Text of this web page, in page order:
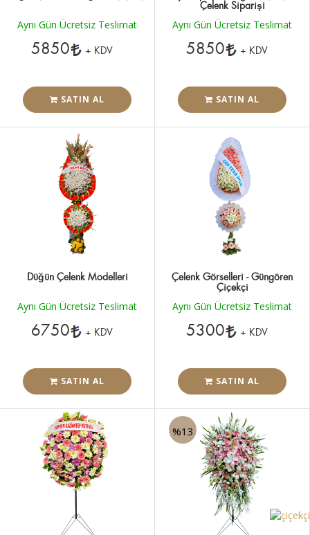
Aynı Gün Ücretsiz Teslimat
5850 + KDV
SATIN AL
Çelenk Siparişi
Aynı Gün Ücretsiz Teslimat
5850 + KDV
SATIN AL
Düğün Çelenk Modelleri
Aynı Gün Ücretsiz Teslimat
6750 + KDV
SATIN AL
Çelenk Görselleri - Güngören
Çiçekçi
Aynı Gün Ücretsiz Teslimat
5300 + KDV
SATIN AL
%13